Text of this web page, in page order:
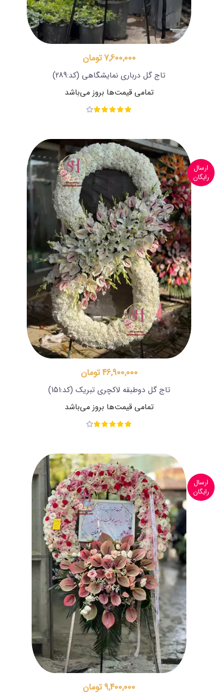
7,600,000 تومان
تاج گل درباری نمایشگاهی (کد:289)
تمامی قیمت‌ها بروز می‌باشد
ارسال
رایگان
46,900,000 تومان
تاج گل دوطبقه لاکچری تبریک (کد:151)
تمامی قیمت‌ها بروز می‌باشد
ارسال
رایگان
9,400,000 تومان